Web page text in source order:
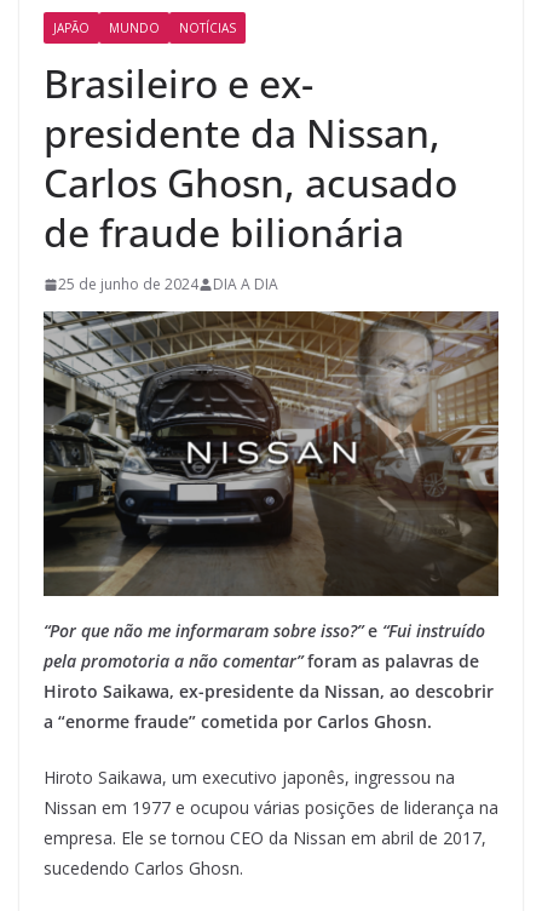
JAPÃO MUNDO NOTÍCIAS
Brasileiro e ex-
presidente da Nissan,
Carlos Ghosn, acusado
de fraude bilionária
25 de junho de 2024 DIA A DIA
“Por que não me informaram sobre isso?”e “Fui instruído
pela promotoria a não comentar”foram as palavras de
Hiroto Saikawa, ex-presidente da Nissan, ao descobrir
a “enorme fraude” cometida por Carlos Ghosn.
Hiroto Saikawa, um executivo japonês, ingressou na
Nissan em 1977 e ocupou várias posições de liderança na
empresa. Ele se tornou CEO da Nissan em abril de 2017,
sucedendo Carlos Ghosn.